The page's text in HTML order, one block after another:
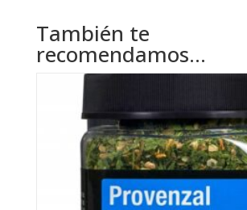
También te
recomendamos…